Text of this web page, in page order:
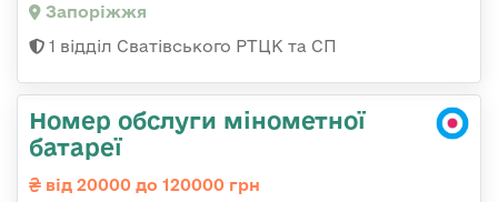
Запоріжжя
1 відділ Сватівського РТЦК та СП
Номер обслуги мінометної
батареї
від 20000 до 120000 грн